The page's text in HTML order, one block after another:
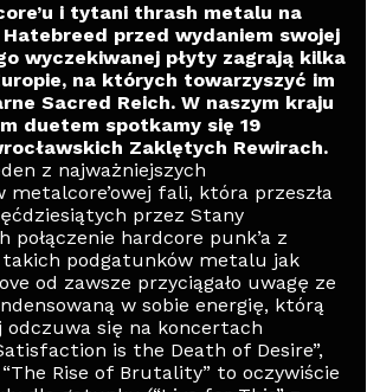
i tytani thrash metalu na
przed wydaniem swojej
wyczekiwanej płyty zagrają kilka
na których towarzyszyć im
Sacred Reich. W naszym kraju
duetem spotkamy się 19
Zaklętych Rewirach.
z najważniejszych
fali, która przeszła
przez Stany
połączenie hardcore punk’a z
takich podgatunków metalu jak
od zawsze przyciągało uwagę ze
w sobie energię, którą
odczuwa się na koncertach
is the Death of Desire”,
“The Rise of Brutality” to oczywiście